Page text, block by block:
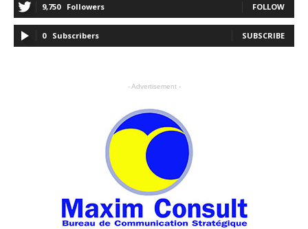
9,750 Followers FOLLOW
0 Subscribers SUBSCRIBE
- Advertisement -